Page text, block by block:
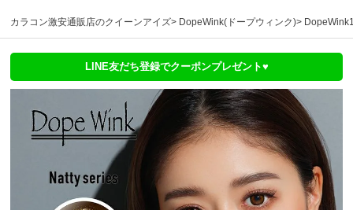
カラコン激安通販店のクイーンアイズ DopeWink(ドープウィンク)
LINE友だち登録でクーポンプレゼント♥